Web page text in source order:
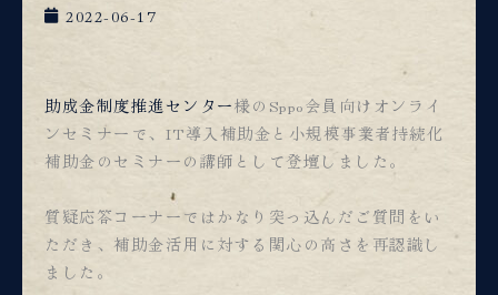
2022-06-17
助成金制度推進センター様のSppo会員向けオンライ
ンセミナーで、IT導入補助金と小規模事業者持続化
補助金のセミナーの講師として登壇しました。
質疑応答コーナーではかなり突っ込んだご質問をい
ただき、補助金活用に対する関心の高さを再認識し
ました。